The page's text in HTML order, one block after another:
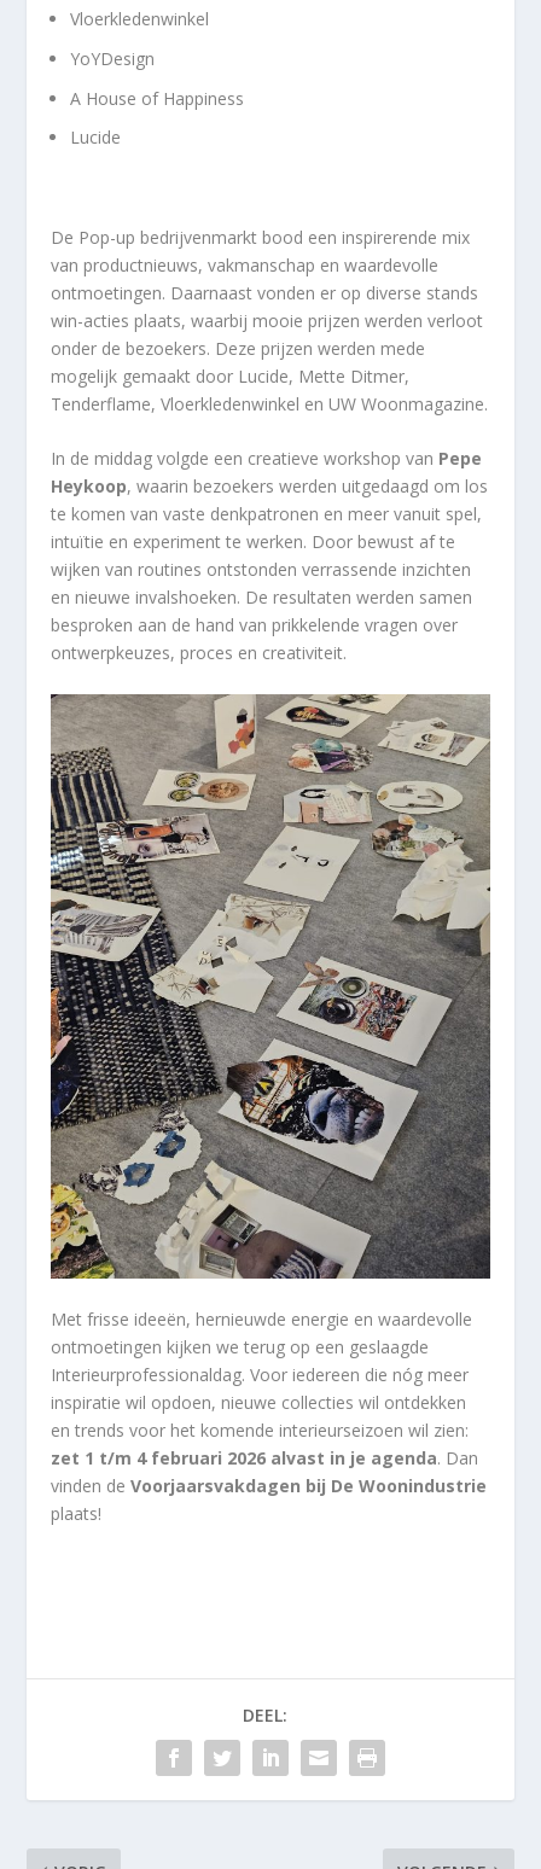
Vloerkledenwinkel
YoYDesign
A House of Happiness
Lucide
De Pop-up bedrijvenmarkt bood een inspirerende mix
van productnieuws, vakmanschap en waardevolle
ontmoetingen. Daarnaast vonden er op diverse stands
win-acties plaats, waarbij mooie prijzen werden verloot
onder de bezoekers. Deze prijzen werden mede
mogelijk gemaakt door Lucide, Mette Ditmer,
Tenderflame, Vloerkledenwinkel en UW Woonmagazine.
In de middag volgde een creatieve workshop van Pepe
Heykoop, waarin bezoekers werden uitgedaagd om los
te komen van vaste denkpatronen en meer vanuit spel,
intuïtie en experiment te werken. Door bewust af te
wijken van routines ontstonden verrassende inzichten
en nieuwe invalshoeken. De resultaten werden samen
besproken aan de hand van prikkelende vragen over
ontwerpkeuzes, proces en creativiteit.
Met frisse ideeën, hernieuwde energie en waardevolle
ontmoetingen kijken we terug op een geslaagde
Interieurprofessionaldag. Voor iedereen die nóg meer
inspiratie wil opdoen, nieuwe collecties wil ontdekken
en trends voor het komende interieurseizoen wil zien:
zet 1 t/m 4 februari 2026 alvast in je agenda. Dan
vinden deVoorjaarsvakdagen bij De Woonindustrie
plaats!
DEEL: